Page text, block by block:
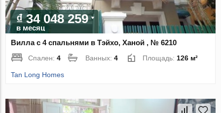
₫ 34 048 259
в месяц
Вилла с 4 спальнями в Тэйхо, Ханой , № 6210
Спален:4 Ванных:4 Площадь:126 м²
Tan Long Homes